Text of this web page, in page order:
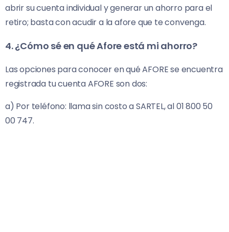
abrir su cuenta individual y generar un ahorro para el
retiro; basta con acudir a la afore que te convenga.
4. ¿Cómo sé en qué Afore está mi ahorro?
Las opciones para conocer en qué AFORE se encuentra
registrada tu cuenta AFORE son dos:
a) Por teléfono: llama sin costo a SARTEL, al 01 800 50
00 747.